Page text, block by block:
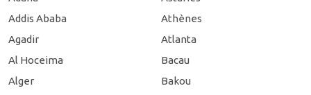
Addis Ababa
Agadir
Al Hoceima
Alger
Athènes
Atlanta
Bacau
Bakou